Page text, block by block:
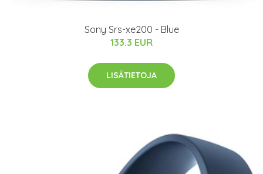
Sony Srs-xe200 - Blue
133.3 EUR
LISÄTIETOJA